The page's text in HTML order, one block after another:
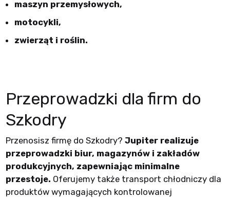
maszyn przemysłowych,
motocykli,
zwierząt i roślin.
Przeprowadzki dla firm do
Szkodry
Przenosisz firmę do Szkodry? Jupiter realizuje
przeprowadzki biur, magazynów i zakładów
produkcyjnych, zapewniając minimalne
przestoje. Oferujemy także transport chłodniczy dla
produktów wymagających kontrolowanej